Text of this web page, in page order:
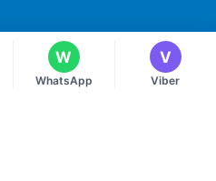
W
WhatsApp
V
Viber